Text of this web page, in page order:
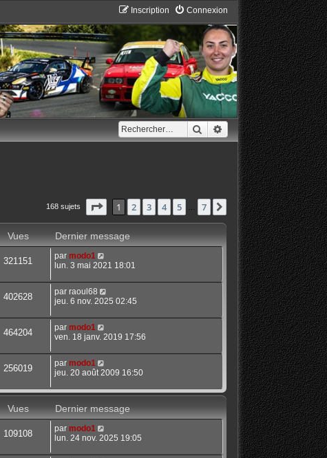
Connexion
Inscription
RechercherRecherche avancée
168 sujets Page sur7
1 2 3 4 5 7 Suivant
Vues
Dernier message
321151 par modo1
lun. 3 mai 2021 18:01
402628 par raoul68
jeu. 6 nov. 2025 02:45
464204 par modo1
ven. 18 janv. 2019 17:56
256019 par modo1
jeu. 20 août 2009 16:50
Vues
Dernier message
109108 par modo1
lun. 24 nov. 2025 19:05